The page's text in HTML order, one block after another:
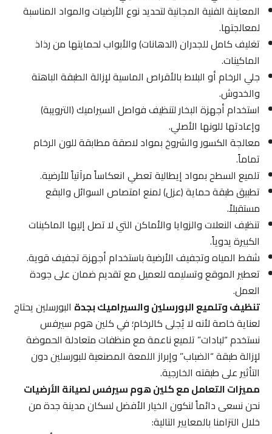
المعاينة الفنية المجانية لتحديد نوع الأرضيات والمواد المناسبة
لمعالجتها.
تغليف كامل للجدران (الدهانات) والأبواب لحمايتها من رذاذ
الماكينات.
جلي الرخام أو البلاط بالأقراص الماسية لإزالة الطبقة الباهتة
والخدوش.
استخدام أجهزة البخار لتنظيف فواصل السيراميك (الترويبة)
وإعادتها للونها الأصلي.
معالجة الكسور والشروخ بمواد لاصقة مطابقة للون الرخام
تماماً.
تلميع السطح بمواد إيطالية تعطي انعكاساً مرآتياً للأرضية.
تطبيق طبقة حماية (عزل) لمنع امتصاص السوائل والبقع
مستقبلاً.
تنظيف النعلات والزوايا والأماكن التي لا تصل إليها الماكينات
الكبيرة يدوياً.
شفط المياه وتجفيف الأرضية باستخدام أجهزة تجفيف قوية.
تعطير الموقع وتسليمه للعميل مع تقديم ضمان على جودة
العمل.
تنظيف وتلميع البورسلين والسيراميك بجدةالبورسلين يحتاج
لعناية خاصة لأنه لا يُجلى كالرخام؛ في كلين هوم سيرفس
نستخدم “لبادات” تلميع ناعمة مع منظفات متعادلة الحموضة
لإزالة طبقة “الضباب” وإبراز اللمعة المصنعية للبورسلين دون
التأثير على طبقته الخارجية.
مميزات التعامل مع كلين هوم سيرفس لصيانة الأرضيات
نحن نسعى دائماً لنكون الخيار الأفضل لسكان مدينة جدة من
خلال التزامنا بالمعايير التالية: